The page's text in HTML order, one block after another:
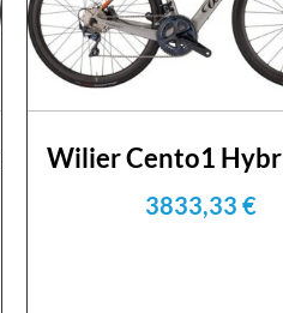
Wilier Cento1
3833,33 €